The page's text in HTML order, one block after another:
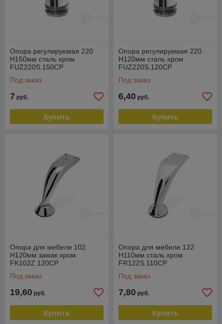
Опора регулируемая 220
H150мм сталь хром
FUZ220S.150CP
Под заказ
7 руб.
Купить
Опора регулируемая 220
H120мм сталь хром
FUZ220S.120CP
Под заказ
6,40 руб.
Купить
Опора для мебели 102
H120мм замак хром
FK102Z.120CP
Под заказ
19,60 руб.
Купить
Опора для мебели 122
Н110мм сталь хром
FR122S.110CP
Под заказ
7,80 руб.
Купить